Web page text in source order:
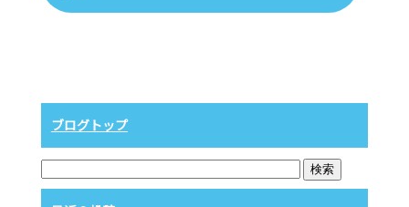
ブログトップ